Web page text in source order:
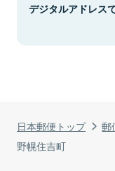
日本郵便トップ 郵
野幌住吉町
デジタルアドレス